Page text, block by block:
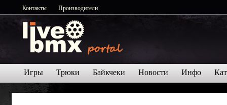
Контакты Производители
Игры Трюки Байкчеки Новости Инфо